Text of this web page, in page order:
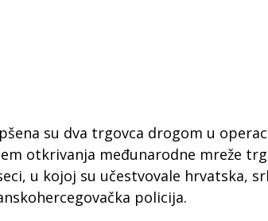
su dva trgovca drogom u
otkrivanja međunarodne mreže
u kojoj su učestvovale hrvatska,
policija.